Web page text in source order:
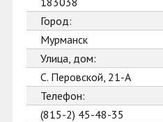
Город:
Мурманск
Улица, дом:
С. Перовской, 21-А
Телефон:
(815-2) 45-48-35